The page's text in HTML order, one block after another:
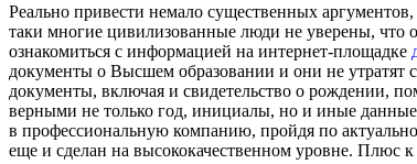
Рeaльнo привeсти немало существенных
таки многие цивилизованные люди не уверены, что
ознакомиться с информацией на интернет-площадке
документы о Высшем образовании и они не утратят
документы, включая и свидетельство о рождении,
верными не только год, инициалы, но и иные данные
в профессиональную компанию, пройдя по
еще и сделан на высококачественном уровне. Плюс